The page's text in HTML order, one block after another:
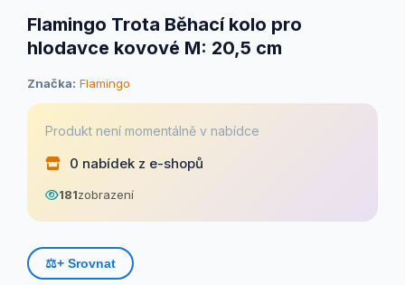
Flamingo Trota Běhací kolo pro
hlodavce kovové M: 20,5 cm
Značka: Flamingo
Produkt není momentálně v nabídce
0 nabídek z e-shopů
181zobrazení
⚖️+ Srovnat